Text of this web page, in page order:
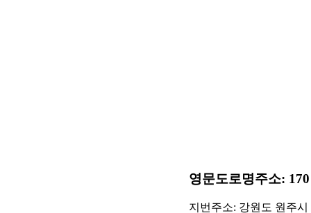
영문도로명주소:
지번주소: 강원도 원주